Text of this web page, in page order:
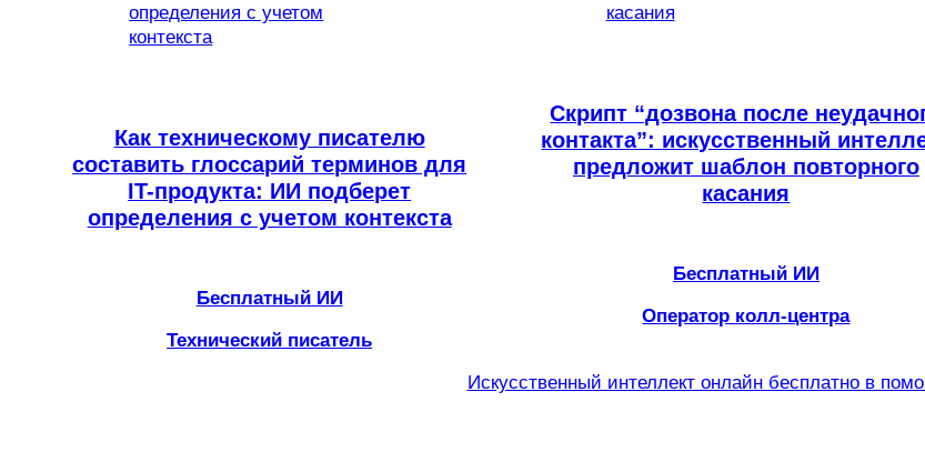
Как техническому писателю
составить глоссарий терминов для
IT-продукта: ИИ подберет
определения с учетом контекста
Бесплатный ИИ
Технический писатель
Скрипт “дозвона после
контакта”: искусственный
предложит шаблон повторного
касания
Бесплатный ИИ
Оператор колл-центра
Искусственный интеллект онлайн бесплатно в